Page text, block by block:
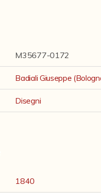
M35677-0172
Badiali Giuseppe
Disegni
1840